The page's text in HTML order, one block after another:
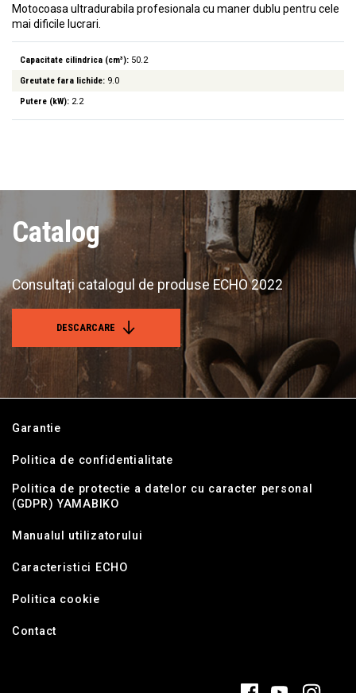
Motocoasa ultradurabila profesionala cu maner dublu pentru cele
mai dificile lucrari.
Capacitate cilindrica (cm³): 50.2
Greutate fara lichide: 9.0
Putere (kW): 2.2
Catalog
Consultați catalogul de produse ECHO 2022
DESCARCARE
Garantie
Politica de confidentialitate
Politica de protectie a datelor cu caracter personal
(GDPR) YAMABIKO
Manualul utilizatorului
Caracteristici ECHO
Politica cookie
Contact